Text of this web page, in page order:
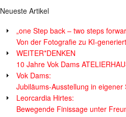
Neueste Artikel
„one Step back – two steps
Von der Fotografie zu KI-
WEITER*DENKEN
10 Jahre Vok Dams
Vok Dams:
Jubiläums-Ausstellung in eigener
Leorcardia Hirtes:
Bewegende Finissage unter